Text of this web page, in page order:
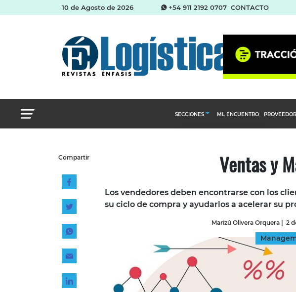
10 de Agosto de 2026 +54 911 2192 0707 CONTACTO
SECCIONES
Almacenes e inventarios
Logística y distribución
Transporte
ML ENCUENTRO
Compartir Ventas y
Los vendedores deben encontrarse con los
su ciclo de compra y ayudarlos a acelerar su
Marizú Olivera Orquera 2